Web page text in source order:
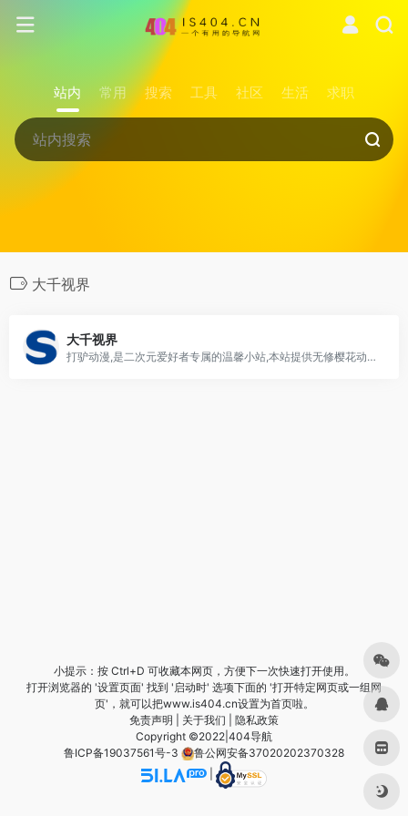
站内 常用 搜索 工具 社区 生活 求职
大千视界
大千视界
打驴动漫,是二次元爱好者专属的温馨小站,本站提供无修樱花动漫新番且拥有最新最全的日本动漫,国产动漫,最新番剧,全站无广告播放,完美支持电脑手机端观看，欢迎各位动漫爱好者前来观看。
小提示：按 Ctrl+D 可收藏本网页，方便下一次快速打开使用。
打开浏览器的 '设置页面' 找到 '启动时' 选项下面的 '打开特定网页或一组网
页'，就可以把www.is404.cn设置为首页啦。
免责声明
关于我们
隐私政策
Copyright ©2022| 404导航
鲁ICP备19037561号-3
鲁公网安备37020202370328
|